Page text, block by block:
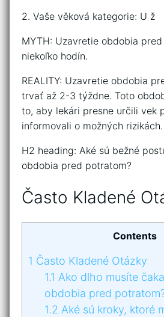
2. Vaše věková kategorie: U ž
MYTH: Uzavretie obdobia
niekoľko hodín.
REALITY: Uzavretie obdobia
trvať až 2-3 týždne. Toto
to, aby lekári presne určili vek
informovali o možných rizikách.
H2 heading: Aké sú bežné
obdobia pred potratom?
Často Kladené
Contents
1 Často Kladené Otázky
1.1 Ako dlho musíte
obdobia pred
1.2 Aké sú kroky, ktoré